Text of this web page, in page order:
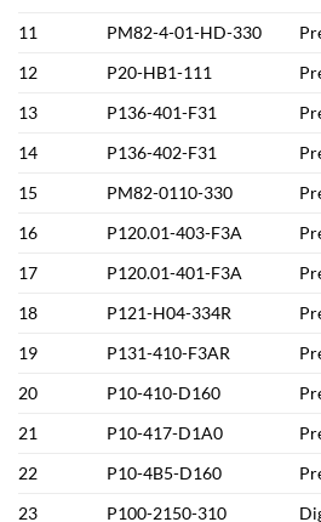
11
PM82-4-01-HD-330
12
P20-HB1-111
13
P136-401-F31
14
P136-402-F31
15
PM82-0110-330
16
P120.01-403-F3A
17
P120.01-401-F3A
18
P121-H04-334R
19
P131-410-F3AR
20
P10-410-D160
21
P10-417-D1A0
22
P10-4B5-D160
23
P100-2150-310